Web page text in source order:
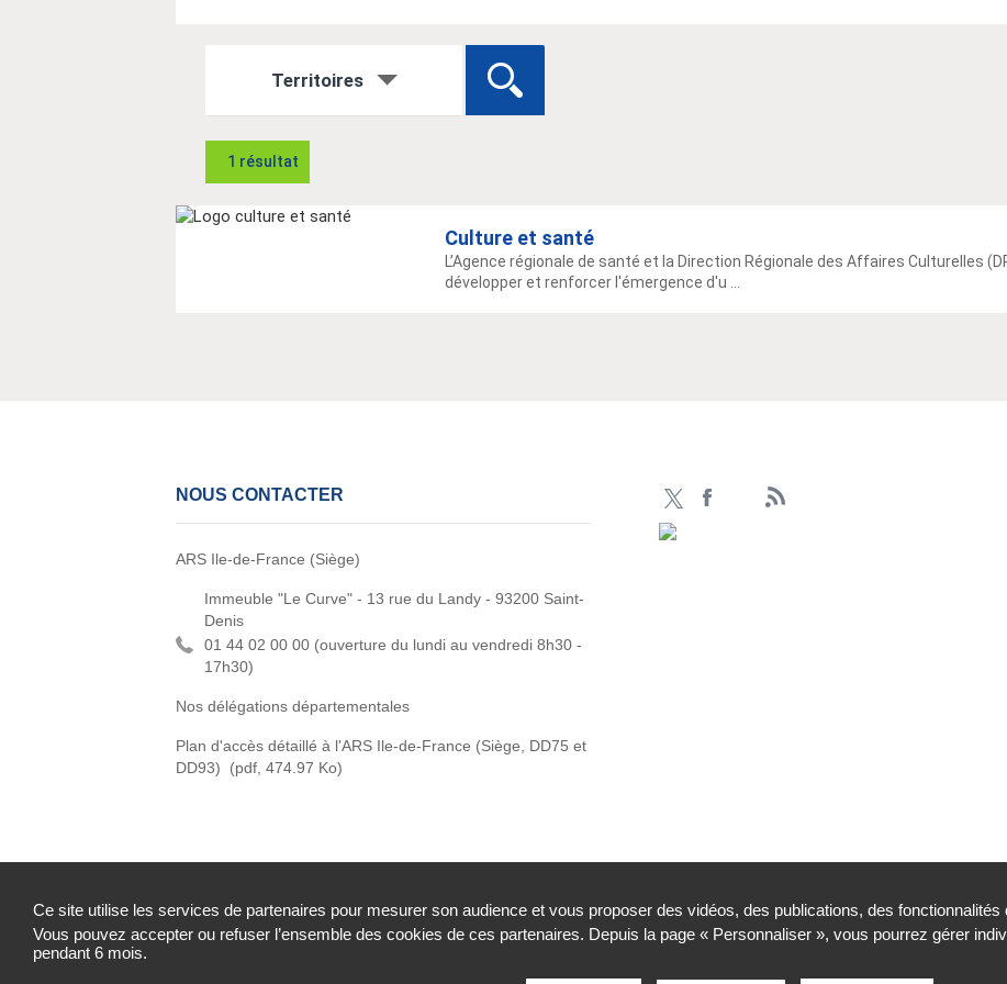
Ce site utilise les services de partenaires pour mesurer son audience et vous proposer des vidéos, des publications, des
Vous pouvez accepter ou refuser l’ensemble des cookies de ces partenaires. Depuis la page « Personnaliser », vous pourrez gérer
pendant 6 mois.
Territoires
1 résultat
Culture et santé
L’Agence régionale de santé et la Direction Régionale des Affaires Culturelles
développer et renforcer l'émergence d'u ...
NOUS CONTACTER
ARS Ile-de-France (Siège)
Immeuble "Le Curve" - 13 rue du Landy - 93200 Saint-
Denis
01 44 02 00 00 (ouverture du lundi au vendredi 8h30 -
17h30)
Nos délégations départementales
Plan d'accès détaillé à l'ARS Ile-de-France (Siège, DD75 et
DD93)
(pdf, 474.97 Ko)
Accessibilité : partiellement conforme Mentions légales Contacts Plan du site Traitement de données